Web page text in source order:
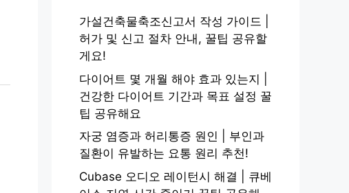
가설건축물축조신고서 작성 가이드 |
허가 및 신고 절차 안내, 꿀팁 공유할
게요!
다이어트 몇 개월 해야 효과 있는지 |
건강한 다이어트 기간과 목표 설정 꿀
팁 공유해요
자궁 염증과 허리통증 원인 | 부인과
질환이 유발하는 요통 원리 추천!
Cubase 오디오 레이턴시 해결 | 큐베